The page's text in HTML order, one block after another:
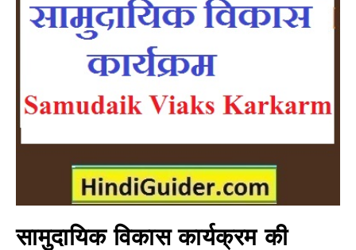
सामुदायिक विकास कार्यक्रम की